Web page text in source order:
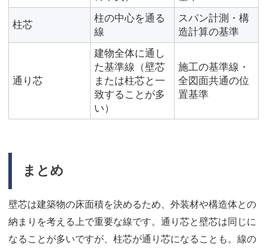
柱芯
柱の中心を通る
線
スパン計測・構
造計算の基準
通り芯
建物全体に通し
た基準線（壁芯
または柱芯と一
致することが多
い）
施工の基準線・
全図面共通の位
置基準
まとめ
壁芯は建築物の床面積を決めるため、外装材や構造体との
納まりを考える上で重要な線です。通り芯と壁芯は同じに
なることが多いですが、柱芯が通り芯になることも。線の